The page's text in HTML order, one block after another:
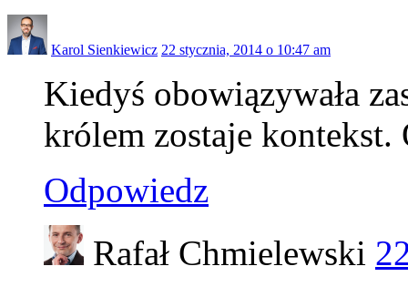
Karol Sienkiewicz 22 stycznia, 2014 o 10:47 am
Kiedyś obowiązywała
królem zostaje
Odpowiedz
Rafał Chmielewski